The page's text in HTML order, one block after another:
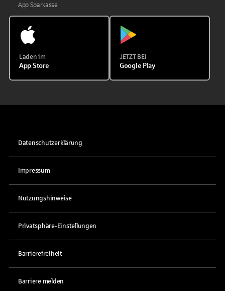
App Sparkasse
Laden im
App Store
JETZT BEI
Google Play
Datenschutzerklärung
Impressum
Nutzungshinweise
Privatsphäre-Einstellungen
Barrierefreiheit
Barriere melden